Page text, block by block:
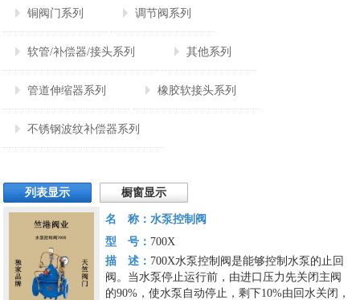
铜阀门系列 调节阀系列
软管/补偿器/接头系列 其他系列
管道伸缩器系列 橡胶软接头系列
不锈钢波纹补偿器系列
列表显示 橱窗显示
名 称：水泵控制阀
型 号： 700X
描 述： 700X水泵控制阀是能够控制水泵的止回
阀。当水泵停止运行前，由进口压力先关闭主阀
的90%，使水泵自动停止，剩下10%由回水关闭，